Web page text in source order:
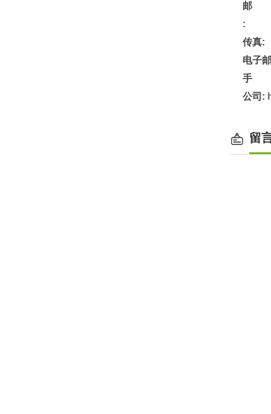
邮
:
传真:
电子
手
公司:
留